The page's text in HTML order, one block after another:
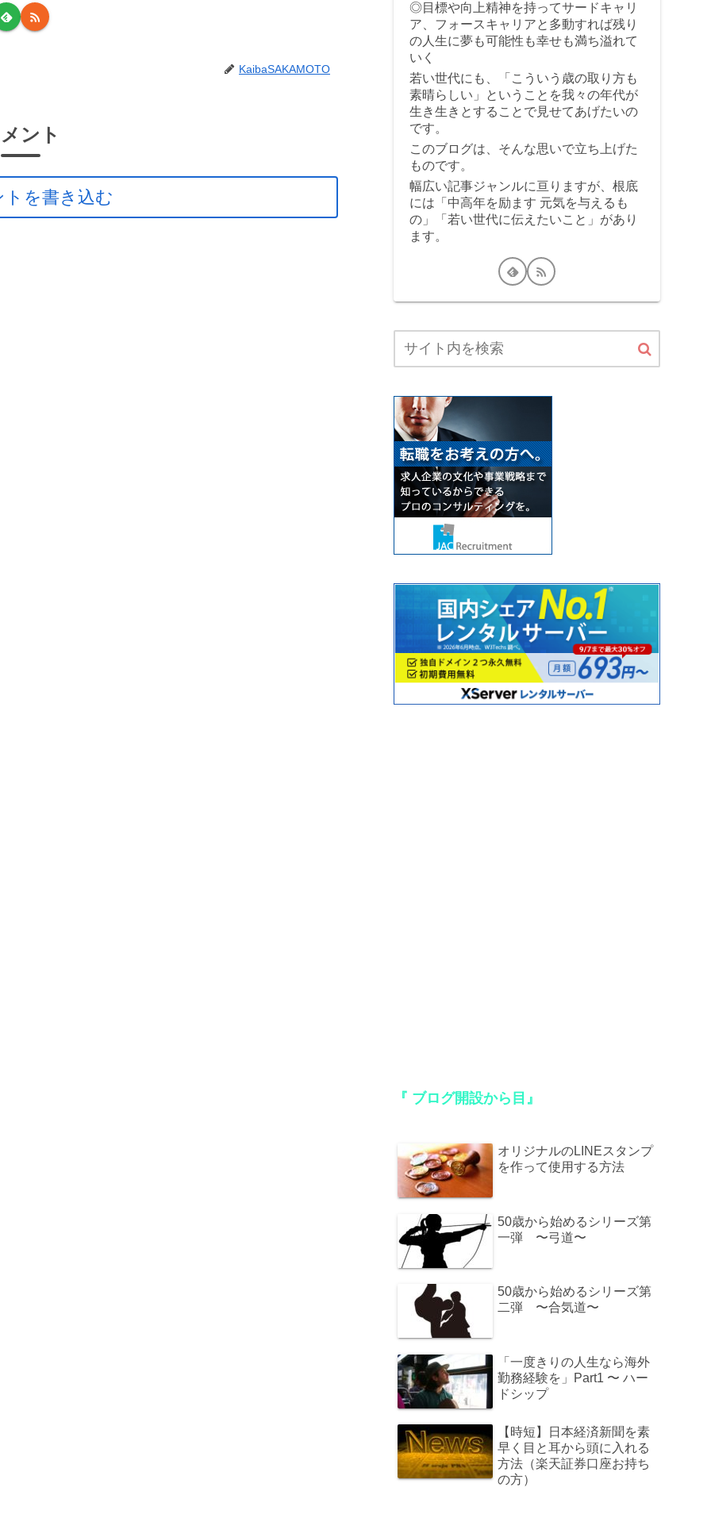
KaibaSAKAMOTO
ント
を書き込む
◎目標や向上精神を持ってサードキャリ
ア、フォースキャリアと多動すれば残り
の人生に夢も可能性も幸せも満ち溢れて
いく
若い世代にも、「こういう歳の取り方も
素晴らしい」ということを我々の年代が
生き生きとすることで見せてあげたいの
です。
このブログは、そんな思いで立ち上げた
ものです。
幅広い記事ジャンルに亘りますが、根底
には「中高年を励ます 元気を与えるも
の」「若い世代に伝えたいこと」があり
ます。
『 ブログ開設から 目』
オリジナルのLINEスタンプ
を作って使用する方法
50歳から始めるシリーズ第
一弾 〜弓道〜
50歳から始めるシリーズ第
二弾 〜合気道〜
「一度きりの人生なら海外
勤務経験を」Part1 〜 ハー
ドシップ
【時短】日本経済新聞を素
早く目と耳から頭に入れる
方法（楽天証券口座お持ち
の方）